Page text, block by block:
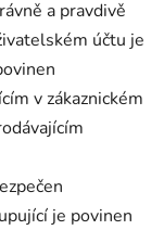
a pravdivě
účtu je
v zákaznickém
je povinen